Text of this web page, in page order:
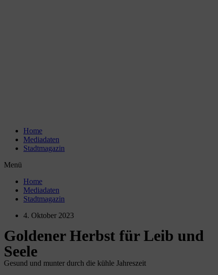
Home
Mediadaten
Stadtmagazin
Menü
Home
Mediadaten
Stadtmagazin
4. Oktober 2023
Goldener Herbst für Leib und
Seele
Gesund und munter durch die kühle Jahreszeit